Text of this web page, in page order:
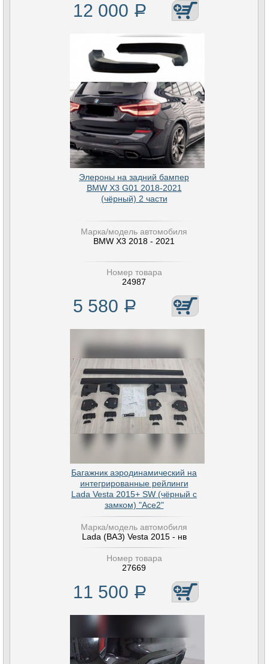
12 000 Р
Элероны на задний бампер
BMW X3 G01 2018-2021
(чёрный) 2 части
Марка/модель автомобиля
BMW X3 2018 - 2021
Номер товара
24987
5 580 Р
Багажник аэродинамический на
интегрированные рейлинги
Lada Vesta 2015+ SW (чёрный с
замком) "Ace2"
Марка/модель автомобиля
Lada (ВАЗ) Vesta 2015 - нв
Номер товара
27669
11 500 Р